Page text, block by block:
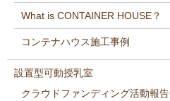
What is CONTAINER HOUSE？
コンテナハウス施工事例
設置型可動授乳室
クラウドファンディング活動報告